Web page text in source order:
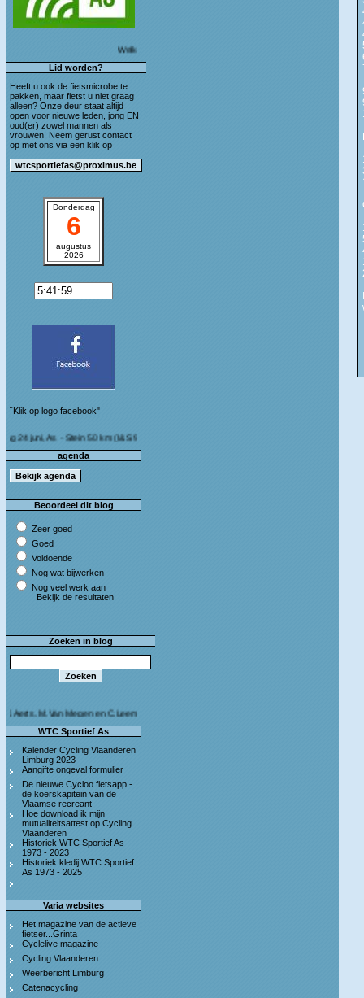
Welkom op de blog van WTC Sportief As!
Lid worden?
Heeft u ook de fietsmicrobe te
pakken, maar fietst u niet graag
alleen? Onze deur staat altijd
open voor nieuwe leden, jong EN
oud(er) zowel mannen als
vrouwen! Neem gerust contact
op met ons via een klik op
Donderdag
6
augustus
2026
¨Klik op logo facebook"
As - Stein 50 km (I&S 9u - 10u30) Café Bij die van ons As
agenda
Beoordeel dit blog
Zeer goed
Goed
Voldoende
Nog wat bijwerken
Nog veel werk aan
Bekijk de resultaten
Zoeken in blog
Megen en C.Leeman - Van harte proficiat!
WTC Sportief As
Kalender Cycling Vlaanderen
Limburg 2023
Aangifte ongeval formulier
De nieuwe Cycloo fietsapp -
de koerskapitein van de
Vlaamse recreant
Hoe download ik mijn
mutualiteitsattest op Cycling
Vlaanderen
Historiek WTC Sportief As
1973 - 2023
Historiek kledij WTC Sportief
As 1973 - 2025
Varia websites
Het magazine van de actieve
fietser...Grinta
Cyclelive magazine
Cycling Vlaanderen
Weerbericht Limburg
Catenacycling